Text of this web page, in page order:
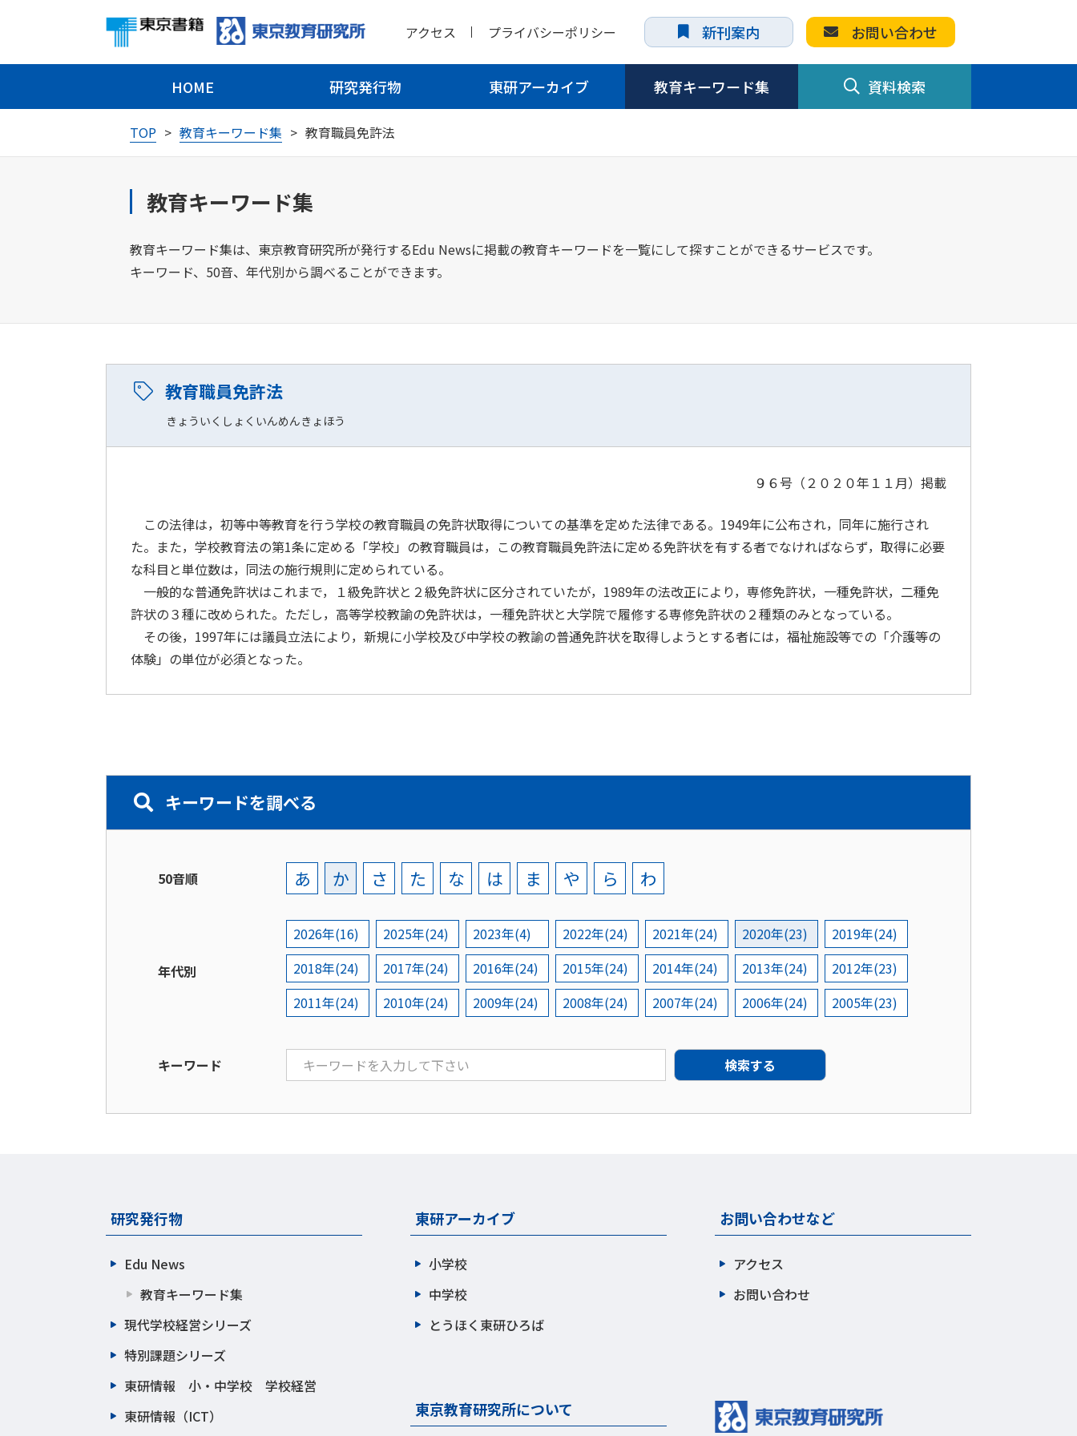
アクセス プライバシーポリシー 新刊案内 お問い合わせ
HOME 研究発行物 東研アーカイブ 教育キーワード集 資料検索
TOP 教育キーワード集 教育職員免許法
教育キーワード集
教育キーワード集は、東京教育研究所が発行するEdu Newsに掲載の教育キーワードを一覧にして探すことができるサービスです。
キーワード、50音、年代別から調べることができます。
教育職員免許法
きょういくしょくいんめんきょほう
９６号（２０２０年１１月） 掲載
この法律は，初等中等教育を行う学校の教育職員の免許状取得についての基準を定めた法律である。1949年に公布され，同年に施行され
た。また，学校教育法の第1条に定める「学校」の教育職員は，この教育職員免許法に定める免許状を有する者でなければならず，取得に必要
な科目と単位数は，同法の施行規則に定められている。
一般的な普通免許状はこれまで，１級免許状と２級免許状に区分されていたが，1989年の法改正により，専修免許状，一種免許状，二種免
許状の３種に改められた。ただし，高等学校教諭の免許状は，一種免許状と大学院で履修する専修免許状の２種類のみとなっている。
その後，1997年には議員立法により，新規に小学校及び中学校の教諭の普通免許状を取得しようとする者には，福祉施設等での「介護等の
体験」の単位が必須となった。
キーワードを調べる
50音順 あ か さ た な は ま や ら わ
年代別
2026年(16) 2025年(24) 2023年(4) 2022年(24) 2021年(24) 2020年(23)
2019年(24)
2018年(24)
2017年(24) 2016年(24) 2015年(24) 2014年(24) 2013年(24)
2012年(23)
2011年(24)
2010年(24) 2009年(24) 2008年(24) 2007年(24) 2006年(24) 2005年(23)
キーワード
研究発行物
Edu News
教育キーワード集
現代学校経営シリーズ
特別課題シリーズ
東研情報 小・中学校 学校経営
東研情報（ICT）
東研アーカイブ
小学校
中学校
とうほく東研ひろば
東京教育研究所について
お問い合わせなど
アクセス
お問い合わせ